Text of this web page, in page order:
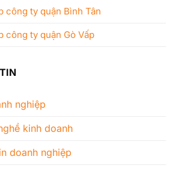
công ty quận Bình Tân
công ty quận Gò Vấp
nghiệp
kinh doanh
doanh nghiệp